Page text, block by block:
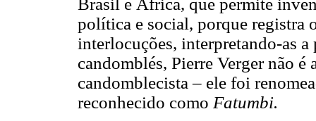
Brasil e África, que permite
política e social, porque registra
interlocuções, interpretando-as
candomblés, Pierre Verger não
candomblecista – ele foi
reconhecido como Fatumbi.